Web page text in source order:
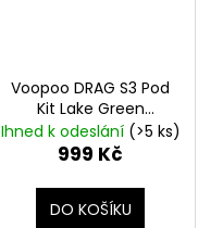
Voopoo DRAG S3 Pod
Kit Lake Green
3000mAh
Ihned k odeslání (>5 ks)
999 Kč
DO KOŠÍKU